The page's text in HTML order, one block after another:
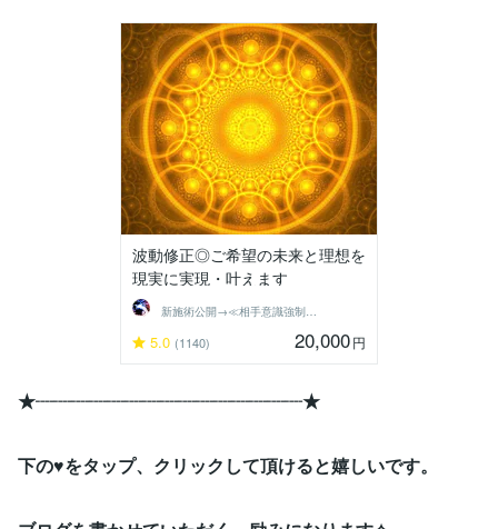
波動修正◎ご希望の未来と理想を
現実に実現・叶えます
新施術公開→≪相手意識強制変化≫◆星桜龍
5.0 (1140) 20,000円
★┈┈┈┈┈┈┈┈┈┈┈┈┈┈┈★
下の♥をタップ、クリックして頂けると嬉しいです。